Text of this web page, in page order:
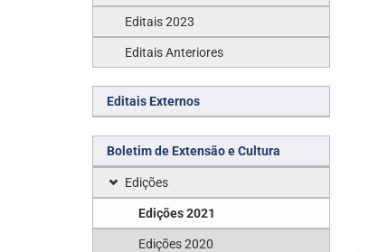
Editais 2023
Editais Anteriores
Editais Externos
Boletim de Extensão e Cultura
Edições
Edições 2021
Edições 2020